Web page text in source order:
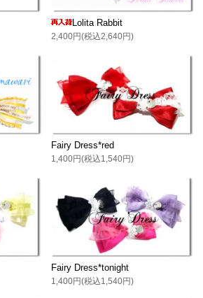
Lolita Rabbit
2,400円(税込2,640円)
Fairy Dress*red
1,400円(税込1,540円)
Fairy Dress*tonight
1,400円(税込1,540円)